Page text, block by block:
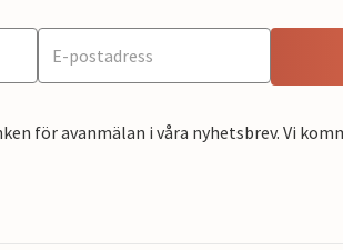
för avanmälan i våra nyhetsbrev. Vi